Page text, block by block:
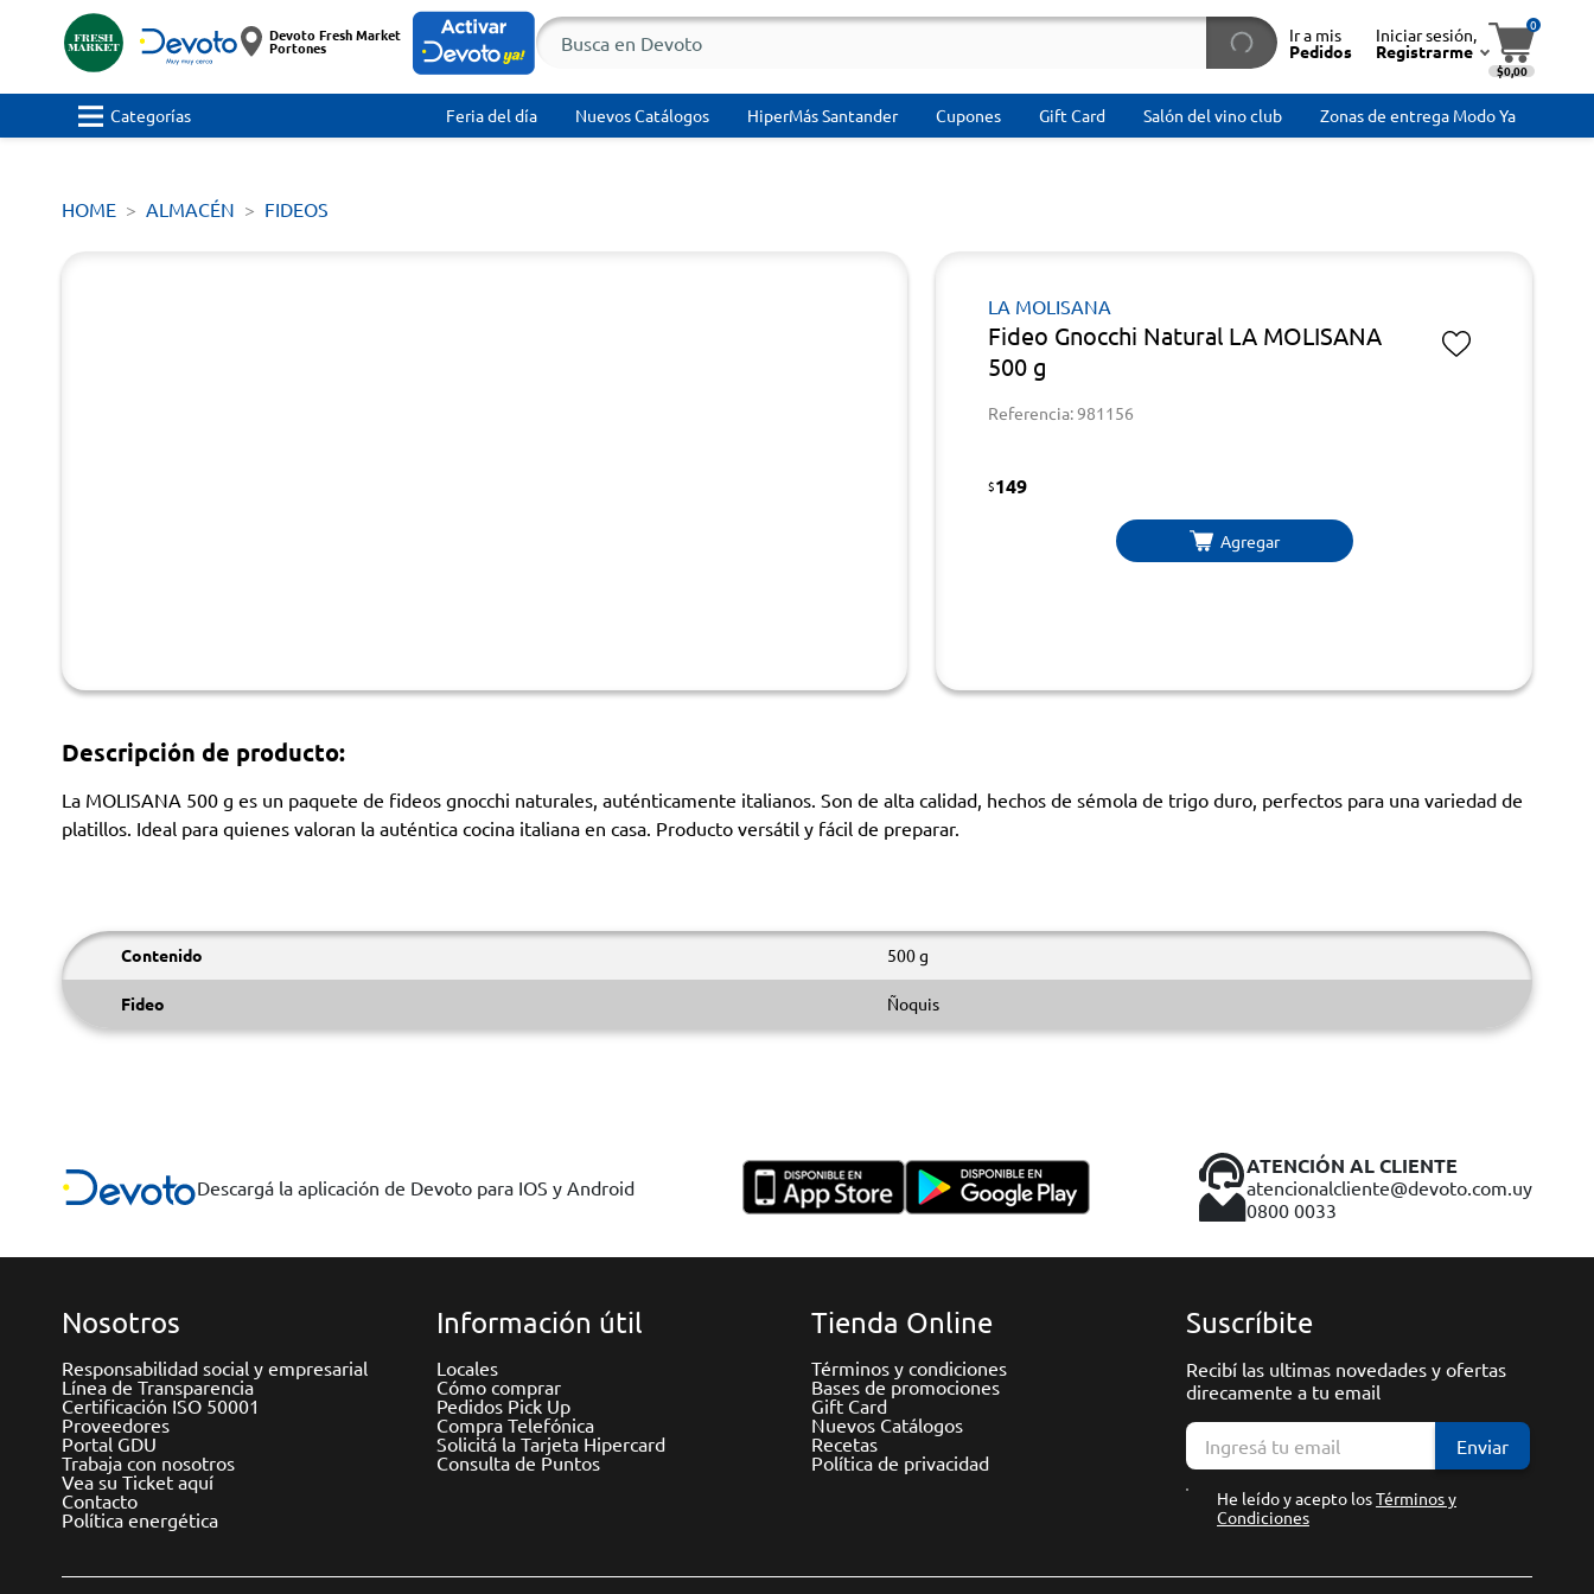
Devoto Fresh Market
Portones
Ir a mis
Pedidos
Iniciar sesión,
Registrarme
0
$0,00
Categorías Feria del día Nuevos Catálogos HiperMás Santander Cupones Gift Card Salón del vino club Zonas de entrega Modo Ya
HOME ALMACÉN FIDEOS
LA MOLISANA
Fideo Gnocchi Natural LA MOLISANA
500 g
Referencia: 981156
$149
Agregar
Descripción de producto:
La MOLISANA 500 g es un paquete de fideos gnocchi naturales, auténticamente italianos. Son de alta calidad, hechos de sémola de trigo duro, perfectos para una variedad de
platillos. Ideal para quienes valoran la auténtica cocina italiana en casa. Producto versátil y fácil de preparar.
Contenido 500 g
Fideo Ñoquis
Descargá la aplicación de Devoto para IOS y Android
ATENCIÓN AL CLIENTE
atencionalcliente@devoto.com.uy
0800 0033
Nosotros
Responsabilidad social y empresarial
Línea de Transparencia
Certificación ISO 50001
Proveedores
Portal GDU
Trabaja con nosotros
Vea su Ticket aquí
Contacto
Política energética
Información útil
Locales
Cómo comprar
Pedidos Pick Up
Compra Telefónica
Solicitá la Tarjeta Hipercard
Consulta de Puntos
Tienda Online
Términos y condiciones
Bases de promociones
Gift Card
Nuevos Catálogos
Recetas
Política de privacidad
Suscríbite
Recibí las ultimas novedades y ofertas
direcamente a tu email
Enviar
He leído y acepto losTérminos y
Condiciones